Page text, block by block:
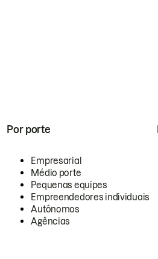
Por porte
Empresarial
Médio porte
Pequenas equipes
Empreendedores individuais
Autônomos
Agências